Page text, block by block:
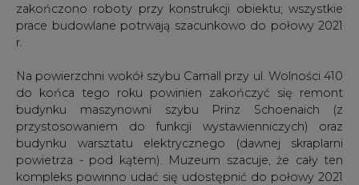
zakończono roboty przy konstrukcji obiektu; wszystkie
prace budowlane potrwają szacunkowo do połowy 2021
r.
Na powierzchni wokół szybu Carnall przy ul. Wolności 410
do końca tego roku powinien zakończyć się remont
budynku maszynowni szybu Prinz Schoenaich (z
przystosowaniem do funkcji wystawienniczych) oraz
budynku warsztatu elektrycznego (dawnej skraplarni
powietrza - pod kątem). Muzeum szacuje, że cały ten
kompleks powinno udać się udostępnić do połowy 2021